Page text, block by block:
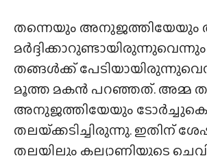
തന്നെയും അനുജത്തിയേയും
തങ്ങൾക്ക്
മൂത്ത മകൻ പറഞ്ഞത്. അമ്മ
അനുജത്തിയേയും
തലയ്‌ക്കടിച്ചിരുന്നു. ഇതിന്
തലയിലും കല്യാണിയുടെ